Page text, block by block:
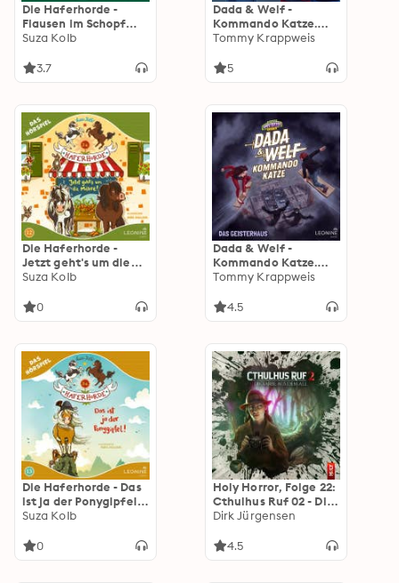
Die Haferhorde -
Flausen im Schopf
(Hörspiel zu Band 1)
Suza Kolb
3.7
Dada & Welf -
Kommando Katze.
Folge 01: Der erste
Tommy Krappweis
5
Die Haferhorde -
Jetzt geht's um die
Möhre! (Hörspiel zu
Suza Kolb
0
Dada & Welf -
Kommando Katze.
Folge 05: Das
Tommy Krappweis
4.5
Die Haferhorde - Das
ist ja der Ponygipfel!
(Hörspiel zu Band 13)
Suza Kolb
0
Holy Horror, Folge 22:
Cthulhus Ruf 02 - Die
Farbe aus dem All
Dirk Jürgensen
4.5